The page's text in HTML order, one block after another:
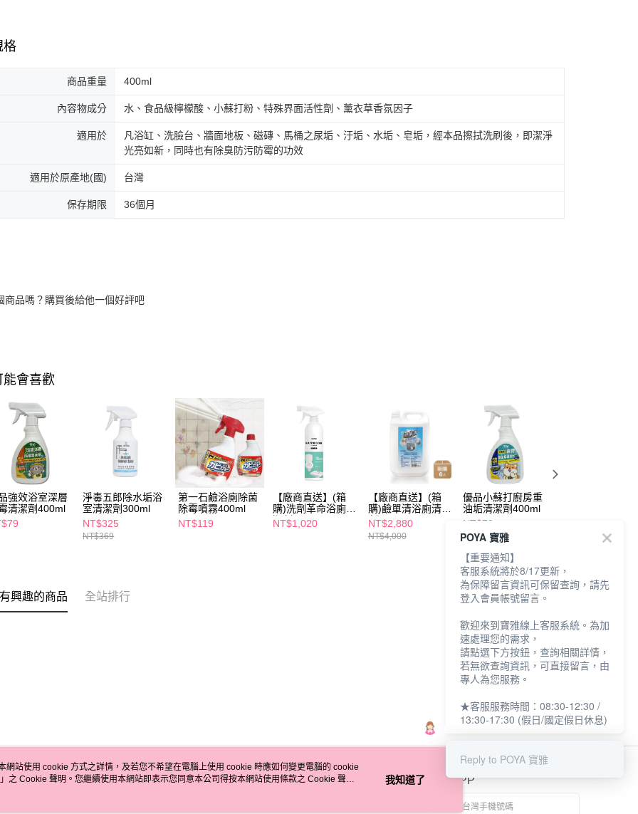
格
商品重量 400ml
內容物成分 水、食品級檸檬酸、小蘇打粉、特殊界面活性劑、薰衣草香氛因子
適用於
凡浴缸、洗臉台、牆面地板、磁磚、馬桶之尿垢、汙垢、水垢、皂垢，經本品擦拭洗刷後，即潔淨
光亮如新，同時也有除臭防污防霉的功效
適用於原產地(國) 台灣
保存期限 36個月
商品嗎？購買後給他一個好評吧
能會喜歡
強效浴室深層
清潔劑400ml
淨毒五郎除水垢浴
室清潔劑300ml
NT$325
NT$369
第一石鹼浴廁除菌
除霉噴霧400ml
NT$119
【廠商直送】(箱
購)洗劑革命浴廁清
潔劑350ml*12入-
除菌除垢
NT$1,020
【廠商直送】(箱
購)鹼單清浴廁清潔
劑3800ml*6入
NT$2,880
NT$4,000
優品小蘇打廚房重
油垢清潔劑400ml
NT$79
興趣的商品 全站排行
關於我們 客服資訊 官方APP
網站使用 cookie 方式之詳情，及若您不希望在電腦上使用 cookie 時應如何變更電腦的 cookie
」之 Cookie 聲明。您繼續使用本網站即表示您同意本公司得按本網站使用條款之 Cookie 聲明
我知道了
POYA 寶雅
【重要通知】
客服系統將於8/17更新，
為保障留言資訊可保留查詢，請先
登入會員帳號留言。
歡迎來到寶雅線上客服系統。為加
速處理您的需求，
請點選下方按鈕，查詢相關詳情，
若無欲查詢資訊，可直接留言，由
專人為您服務。
★客服服務時間：08:30-12:30 /
13:30-17:30 (假日/國定假日休息)
Reply to POYA 寶雅